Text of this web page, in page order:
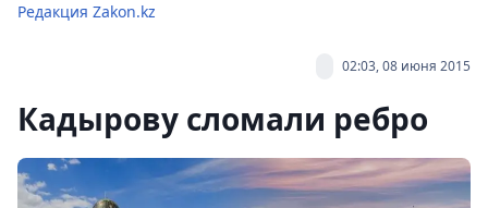
Редакция Zakon.kz
02:03, 08 июня 2015
Кадырову сломали ребро